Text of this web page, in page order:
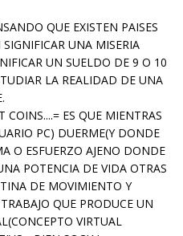
QUE EXISTEN PAISES
UNA MISERIA
UN SUELDO DE 9 O 10
LA REALIDAD DE UNA
ES QUE MIENTRAS
PC) DUERME(Y DONDE
O ESFUERZO AJENO DONDE
POTENCIA DE VIDA OTRAS
DE MOVIMIENTO Y
QUE PRODUCE UN
VIRTUAL